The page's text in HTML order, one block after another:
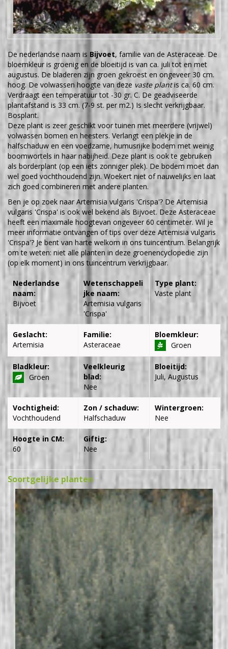
De nederlandse naam is Bijvoet, familie van de Asteraceae. De
bloemkleur is groenig en de bloeitijd is van ca. juli tot en met
augustus. De bladeren zijn groen gekroest en ongeveer 30 cm.
hoog. De volwassen hoogte van deze vaste plantis ca. 60 cm.
Verdraagt een temperatuur tot -30 gr. C. De geadviseerde
plantafstand is 33 cm. (7-9 st. per m2.) Is slecht verkrijgbaar.
Bosplant.
Deze plant is zeer geschikt voor tuinen met meerdere (vrijwel)
volwassen bomen en heesters. Verlangt een plekje in de
halfschaduw en een voedzame, humusrijke bodem met weinig
boomwortels in haar nabijheid. Deze plant is ook te gebruiken
als borderplant (op een iets zonniger plek). De bodem moet dan
wel goed vochthoudend zijn. Woekert niet of nauwelijks en laat
zich goed combineren met andere planten.
Ben je op zoek naar Artemisia vulgaris 'Crispa'? De Artemisia
vulgaris 'Crispa' is ook wel bekend als Bijvoet. Deze Asteraceae
heeft een maximale hoogtevan ongeveer 60 centimeter. Wil je
meer informatie ontvangen of tips over deze Artemisia vulgaris
'Crispa'? Je bent van harte welkom in ons tuincentrum. Belangrijk
om te weten: niet alle planten in deze groenencyclopedie zijn
(op elk moment) in ons tuincentrum verkrijgbaar.
Nederlandse
naam:
Bijvoet
Wetenschappeli
jke naam:
Artemisia vulgaris
'Crispa'
Type plant:
Vaste plant
Geslacht:
Artemisia
Familie:
Asteraceae
Bloemkleur:
Groen
Bladkleur:
Groen
Veelkleurig
blad:
Nee
Bloeitijd:
Juli, Augustus
Vochtigheid:
Vochthoudend
Zon / schaduw:
Halfschaduw
Wintergroen:
Nee
Hoogte in CM:
60
Giftig:
Nee
Soortgelijke planten